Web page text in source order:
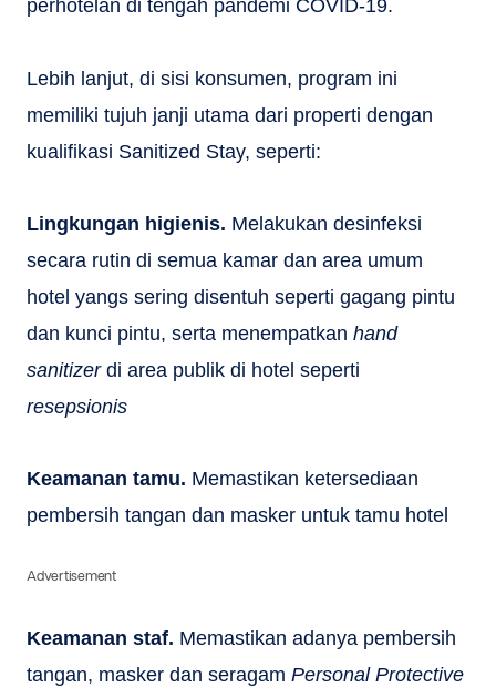
perhotelan di tengah pandemi COVID-19.
Lebih lanjut, di sisi konsumen, program ini
memiliki tujuh janji utama dari properti dengan
kualifikasi Sanitized Stay, seperti:
Lingkungan higienis. Melakukan desinfeksi
secara rutin di semua kamar dan area umum
hotel yangs sering disentuh seperti gagang pintu
dan kunci pintu, serta menempatkan hand
sanitizerdi area publik di hotel seperti
resepsionis
Keamanan tamu. Memastikan ketersediaan
pembersih tangan dan masker untuk tamu hotel
Advertisement
Keamanan staf. Memastikan adanya pembersih
tangan, masker dan seragam Personal Protective